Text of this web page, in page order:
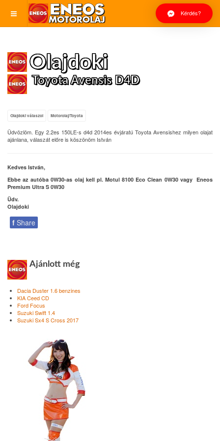
Kérdés?
Olajdoki
Toyota Avensis D4D
Olajdoki válaszol Motorolaj/Toyota
Üdvözlöm. Egy 2.2es 150LE-s d4d 2014es évjáratú Toyota Avensishez milyen olajat
ajánlana, válaszát előre is köszönöm István
Kedves István,
Ebbe az autóba 0W30-as olaj kell pl. Motul 8100 Eco Clean 0W30 vagy Eneos
Premium Ultra S 0W30
Üdv.
Olajdoki
f Share
Ajánlott még
Dacia Duster 1.6 benzines
KIA Ceed CD
Ford Focus
Suzuki Swift 1.4
Suzuki Sx4 S Cross 2017